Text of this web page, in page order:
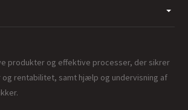
produkter og effektive processer, der sikrer
rentabilitet, samt hjælp og undervisning af